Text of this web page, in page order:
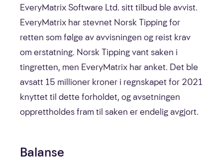
EveryMatrix Software Ltd. sitt tilbud ble avvist.
EveryMatrix har stevnet Norsk Tipping for
retten som følge av avvisningen og reist krav
om erstatning. Norsk Tipping vant saken i
tingretten, men EveryMatrix har anket. Det ble
avsatt 15 millioner kroner i regnskapet for 2021
knyttet til dette forholdet, og avsetningen
opprettholdes fram til saken er endelig avgjort.
Balanse